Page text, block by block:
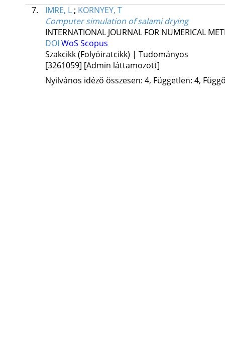
7.
IMRE, L; KORNYEY, T
Computer simulation of salami drying
INTERNATIONAL JOURNAL FOR NUMERICAL
DOI WoS Scopus
Szakcikk (Folyóiratcikk) | Tudományos
[3261059] [Admin láttamozott]
Nyilvános idéző összesen: 4, Független: 4,